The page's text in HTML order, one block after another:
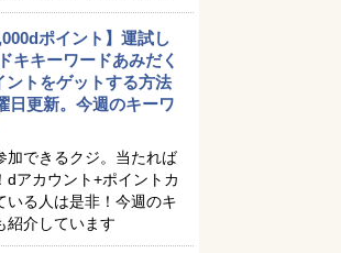
ポイント】運試し
キキーワードあみだく
ントをゲットする方法
日更新。今週のキーワ
加できるクジ。当たれば
dアカウント+ポイントカ
いる人は是非！今週のキ
紹介しています